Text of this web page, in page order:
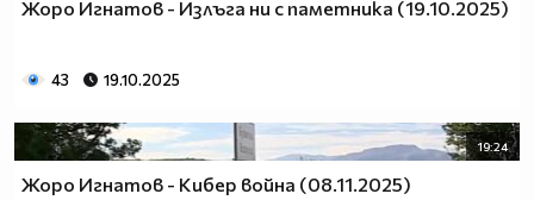
Жоро Игнатов - Излъга ни с паметника (19.10.2025)
43 19.10.2025
19:24
Жоро Игнатов - Кибер война (08.11.2025)